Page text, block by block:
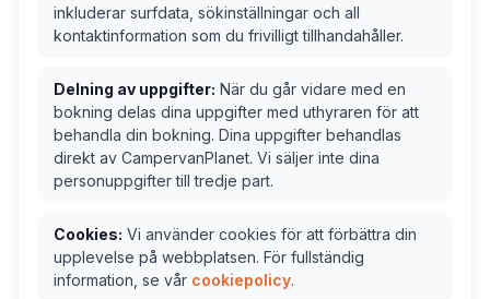
inkluderar surfdata, sökinställningar och all
kontaktinformation som du frivilligt tillhandahåller.
Delning av uppgifter: När du går vidare med en
bokning delas dina uppgifter med uthyraren för att
behandla din bokning. Dina uppgifter behandlas
direkt av CampervanPlanet. Vi säljer inte dina
personuppgifter till tredje part.
Cookies: Vi använder cookies för att förbättra din
upplevelse på webbplatsen. För fullständig
information, se vår cookiepolicy.